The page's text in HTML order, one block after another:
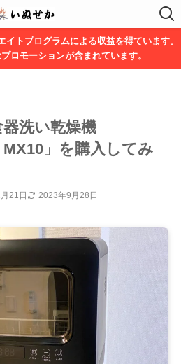
トプログラムによる収益を得ています。
ロモーションが含まれています。
洗い乾燥機
MX10」を購入してみ
21日 2023年9月28日